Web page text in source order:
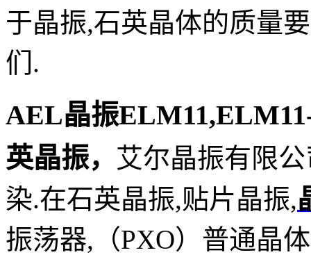
于晶振,石英晶体的质量
们.
AEL晶振
英晶振， 艾尔晶振有限
染.在石英晶振,贴片晶振,
振荡器,（PXO）普通晶